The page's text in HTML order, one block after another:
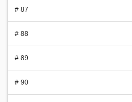
# 87
# 88
# 89
# 90